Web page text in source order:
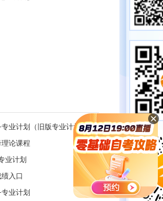
业计划（旧版专业计划）
论课程
业计划
入口
业计划